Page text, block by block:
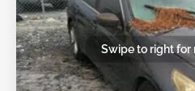
Swipe to right for